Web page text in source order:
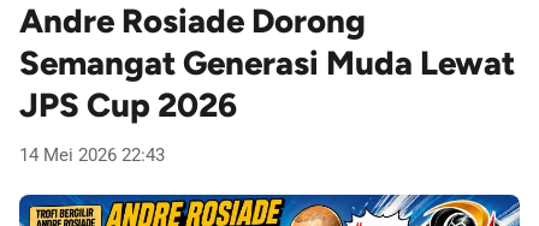
Andre Rosiade Dorong
Semangat Generasi Muda Lewat
JPS Cup 2026
14 Mei 2026 22:43